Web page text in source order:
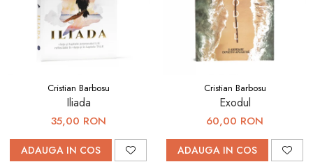
Cristian Barbosu
Iliada
35,00 RON
ADAUGA IN COS
Cristian Barbosu
Exodul
60,00 RON
ADAUGA IN COS